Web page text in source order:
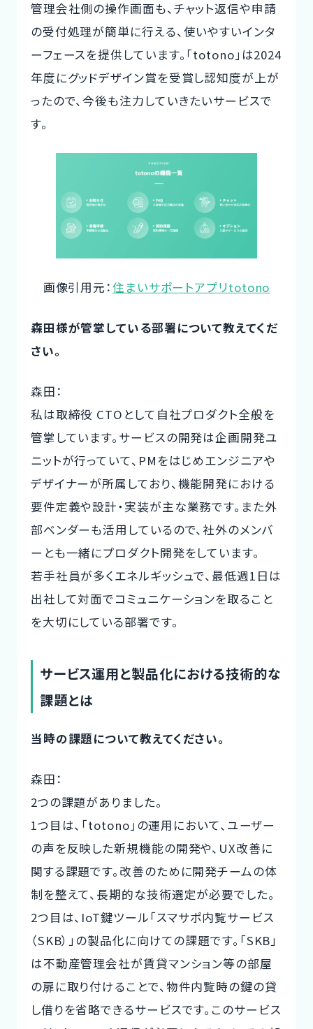
管理会社側の操作画面も、チャット返信や申請
の受付処理が簡単に行える、使いやすいインタ
ーフェースを提供しています。「totono」は2024
年度にグッドデザイン賞を受賞し認知度が上が
ったので、今後も注力していきたいサービスで
す。
画像引用元：住まいサポートアプリtotono
森田様が管掌している部署について教えてくだ
さい。
森田：
私は取締役 CTOとして自社プロダクト全般を
管掌しています。サービスの開発は企画開発ユ
ニットが行っていて、PMをはじめエンジニアや
デザイナーが所属しており、機能開発における
要件定義や設計・実装が主な業務です。また外
部ベンダーも活用しているので、社外のメンバ
ーとも一緒にプロダクト開発をしています。
若手社員が多くエネルギッシュで、最低週1日は
出社して対面でコミュニケーションを取ること
を大切にしている部署です。
サービス運用と製品化における技術的な
課題とは
当時の課題について教えてください。
森田：
2つの課題がありました。
1つ目は、「totono」の運用において、ユーザー
の声を反映した新規機能の開発や、UX改善に
関する課題です。改善のために開発チームの体
制を整えて、長期的な技術選定が必要でした。
2つ目は、IoT鍵ツール「スマサポ内覧サービス
（SKB）」の製品化に向けての課題です。「SKB」
は不動産管理会社が賃貸マンション等の部屋
の扉に取り付けることで、物件内覧時の鍵の貸
し借りを省略できるサービスです。このサービス